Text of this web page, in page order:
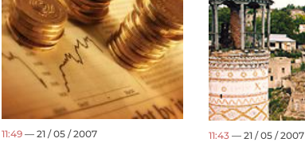
11:49 — 21 / 05 / 2007 11:43 — 21 / 05 / 2007